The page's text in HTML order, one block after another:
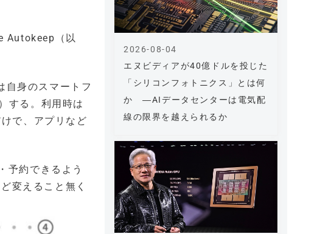
Autokeep（以
自身のスマートフ
する。利用時は
で、アプリなど
予約できるよう
変えること無く
エヌビディアが40億ドルを投じた
「シリコンフォトニクス」とは何
か ―AIデータセンターは電気配
線の限界を越えられるか
2026-08-04